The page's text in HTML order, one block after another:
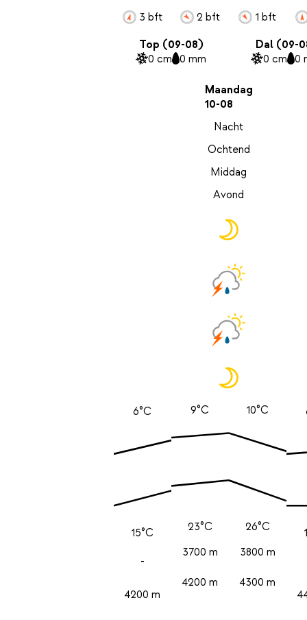
3 bft 2 bft 1 bft
Top (09-08)
0 cm 0 mm
Dal (09-
0 cm 0
Maandag
10-08
Nacht
Ochtend
Middag
Avond
6°C
15°C
-
4200 m
9°C
23°C
3700 m
4200 m
10°C
26°C
3800 m
4300 m